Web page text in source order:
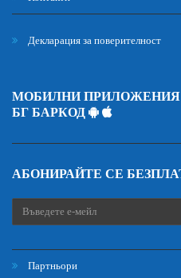
Декларация за поверителност
МОБИЛНИ ПРИЛОЖЕНИЯ
БГ БАРКОД
АБОНИРАЙТЕ СЕ
Партньори